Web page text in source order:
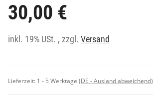
30,00 €
inkl. 19% USt. , zzgl. Versand
Lieferzeit: 1 - 5 Werktage (DE - Ausland abweichend)